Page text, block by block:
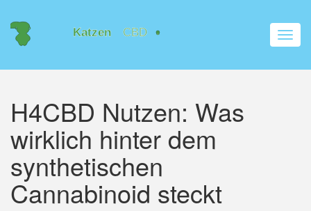
H4CBD Nutzen: Was
wirklich hinter dem
synthetischen
Cannabinoid steckt